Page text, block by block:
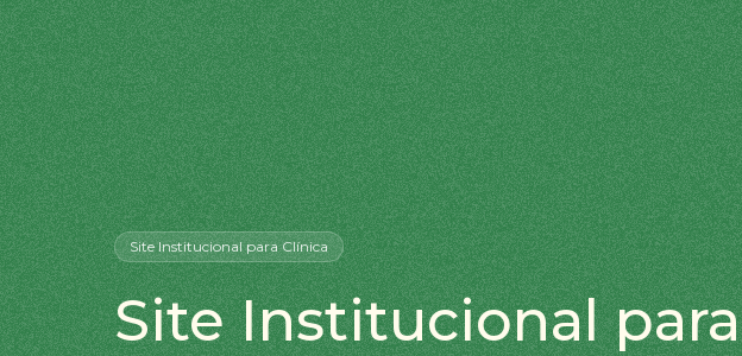
Site Institucionalpara Clínica
Site Institucional para